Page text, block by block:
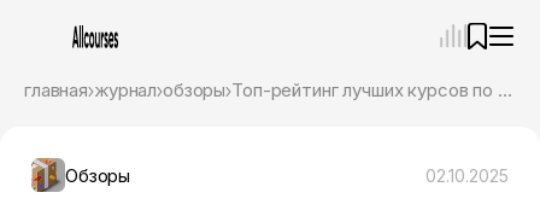
главная журнал обзоры Топ-рейтинг лучших курсов по Data Science для успешной карьеры
Обзоры 02.10.2025
Привет! Я Ваш карьерный навигатор. Подберу
курсы, которые соответствует именно вашим